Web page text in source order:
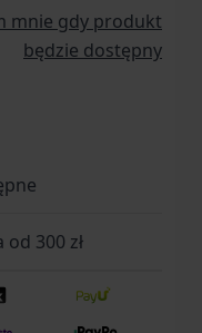
mnie gdy produkt
będzie dostępny
300 zł